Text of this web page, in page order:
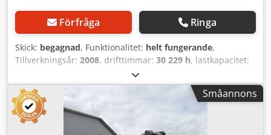
Förfråga Ringa
Skick: begagnad, Funktionalitet: helt fungerande,
Tillverkningsår: 2008, drifttimmar: 30 229 h, lastkapacitet:
, fri lyfthöjd:
bränsletyp:elektrisk, masttyp:triplex, byggnadshöjd:
2 260 mm
, gaffelbordets bredd:
, gaffellängd:
1 200 mm
, drivtyp: Elektro
, El-driven trehjulig staplare
Lastens tyngdpunkt: 500 ISO-klass: ISO-klass 2 = 1 000–2
Småannons